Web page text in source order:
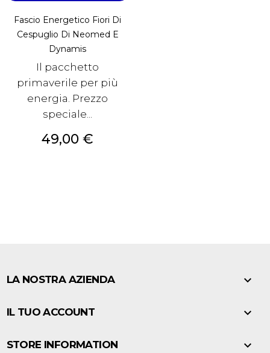
Fascio Energetico Fiori Di
Cespuglio Di Neomed E
Dynamis
Il pacchetto
primaverile per più
energia. Prezzo
speciale...
Prezzo
49,00 €
LA NOSTRA AZIENDA 
IL TUO ACCOUNT 
STORE INFORMATION 